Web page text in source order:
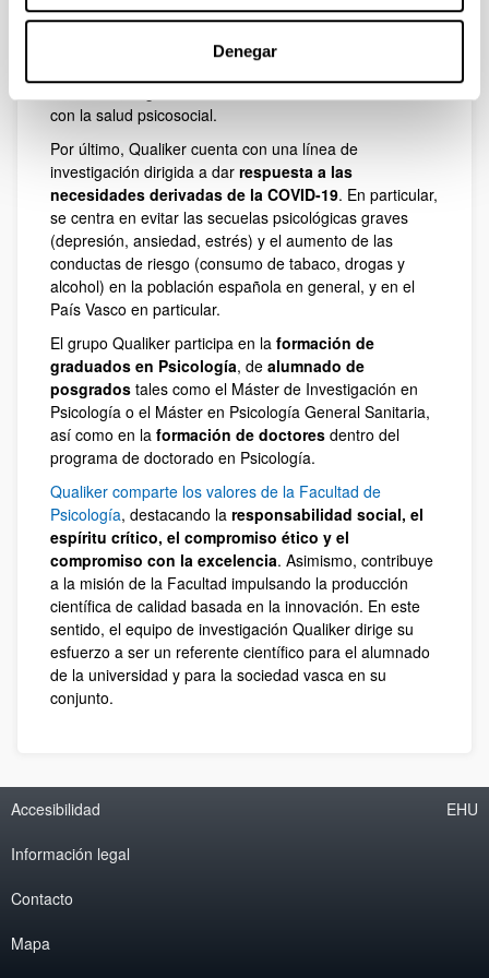
Denegar
Por otra parte, Qualiker está especializado en la
metodología para la elaboración y la adaptación
con la salud psicosocial.
Por último, Qualiker cuenta con una línea de
investigación dirigida a dar respuesta a las
necesidades derivadas de la COVID-19. En particular,
se centra en evitar las secuelas psicológicas graves
(depresión, ansiedad, estrés) y el aumento de las
conductas de riesgo (consumo de tabaco, drogas y
alcohol) en la población española en general, y en el
País Vasco en particular.
El grupo Qualiker participa en la formación de
graduados en Psicología, de alumnado de
posgrados tales como el Máster de Investigación en
Psicología o el Máster en Psicología General Sanitaria,
así como en la formación de doctores dentro del
programa de doctorado en Psicología.
Qualiker comparte los valores de la Facultad de
Psicología, destacando la responsabilidad social, el
espíritu crítico, el compromiso ético y el
compromiso con la excelencia. Asimismo, contribuye
a la misión de la Facultad impulsando la producción
científica de calidad basada en la innovación. En este
sentido, el equipo de investigación Qualiker dirige su
esfuerzo a ser un referente científico para el alumnado
de la universidad y para la sociedad vasca en su
conjunto.
Accesibilidad
Información legal
Contacto
Mapa
EHU